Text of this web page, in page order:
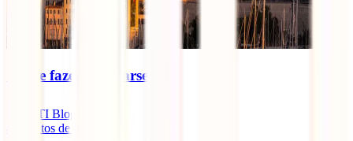
O que fazer em Marselha?
IATI Blog
minutos de leitura